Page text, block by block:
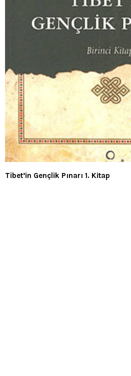
Tibet’in Gençlik Pınarı 1. Kitap